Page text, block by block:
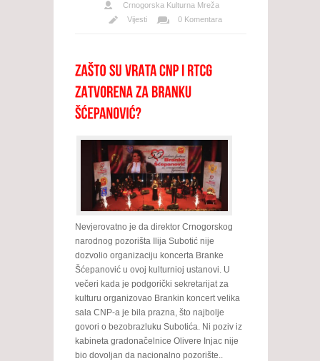
Crnogorska Kulturna Mreža
Vijesti
0 Komentara
Nevjerovatno je da direktor Crnogorskog
narodnog pozorišta Ilija Subotić nije
dozvolio organizaciju koncerta Branke
Šćepanović u ovoj kulturnioj ustanovi. U
večeri kada je podgorički sekretarijat za
kulturu organizovao Brankin koncert velika
sala CNP-a je bila prazna, što najbolje
govori o bezobrazluku Subotića. Ni poziv iz
kabineta gradonačelnice Olivere Injac nije
bio dovoljan da nacionalno pozorište..